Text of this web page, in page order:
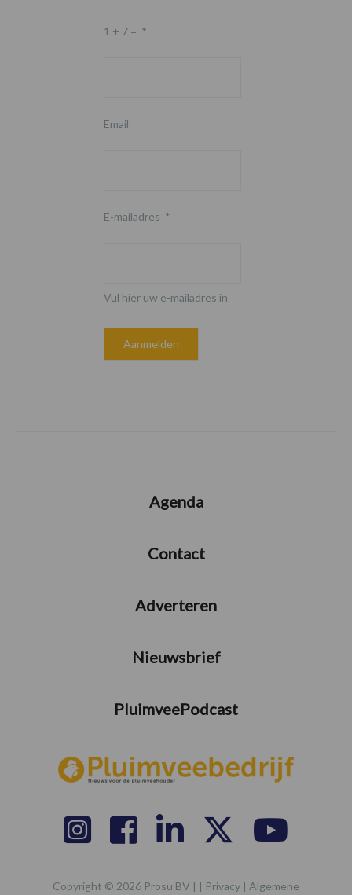
1 + 7 = *
Email
E-mailadres *
Vul hier uw e-mailadres in
Agenda
Contact
Adverteren
Nieuwsbrief
PluimveePodcast
Copyright © 2026 Prosu BV | | Privacy | Algemene